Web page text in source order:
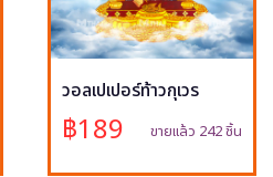
วอลเปเปอร์ท้าวกุเวร
฿189 ขายแล้ว 242 ชิ้น